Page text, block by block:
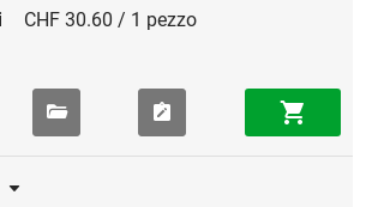
CHF 30.60 / 1 pezzo